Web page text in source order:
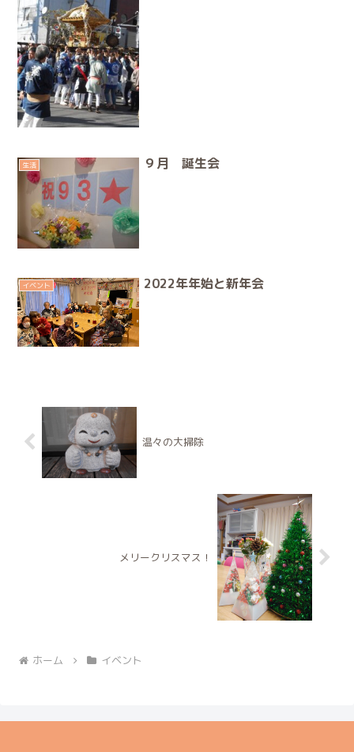
生活 ９月 誕生会
イベント 2022年年始と新年会
温々の大掃除
メリークリスマス！
ホーム イベント